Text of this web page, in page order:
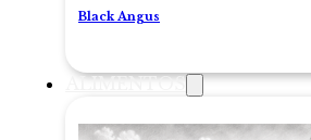
Black Angus
ALIMENTOS